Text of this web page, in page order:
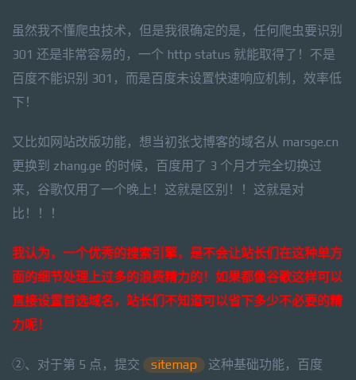
虽然我不懂爬虫技术，但是我很确定的是，任何爬虫要识别
301 还是非常容易的，一个 http status 就能取得了！不是
百度不能识别 301，而是百度未设置快速响应机制，效率低
下！
又比如网站改版功能，想当初张戈博客的域名从 marsge.cn
更换到 zhang.ge 的时候，百度用了 3 个月才完全切换过
来，谷歌仅用了一个晚上！这就是区别！！这就是对
比！！！
我认为，一个优秀的搜索引擎，是不会让站长们在这种单方
面的细节处理上过多的浪费精力的！如果都像谷歌这样可以
直接设置首选域名，站长们不知道可以省下多少不必要的精
力呢！
②、对于第 5 点，提交 sitemap
这种基础功能，百度